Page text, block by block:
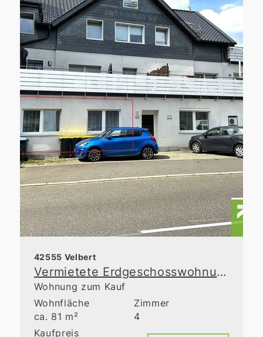
42555 Velbert
Vermietete Erdgeschosswohnung in gepflegter Hausgemeinschaft
Wohnung zum Kauf
Wohnfläche
ca. 81 m²
Zimmer
4
Kaufpreis